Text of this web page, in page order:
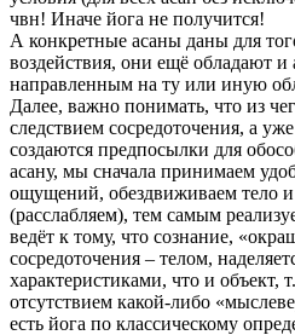
чвн! Иначе йога не получится!
А конкретные асаны даны для
воздействия, они ещё обладают
направленным на ту или иную
Далее, важно понимать, что из
следствием сосредоточения, а
создаются предпосылки для
асану, мы сначала принимаем
ощущений, обездвиживаем тело
(расслабляем), тем самым
ведёт к тому, что сознание,
сосредоточения – телом,
характеристиками, что и объект,
отсутствием какой-либо
есть йога по классическому